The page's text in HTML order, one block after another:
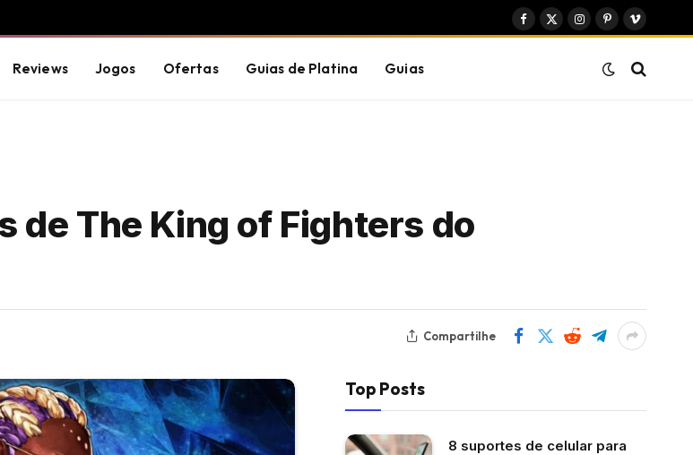
Facebook
X
Instagram
PinterestVimeo
Reviews Jogos Ofertas Guias de Platina Guias
de The King of Fighters do
Compartilhe
Top Posts
8 suportes de celular para